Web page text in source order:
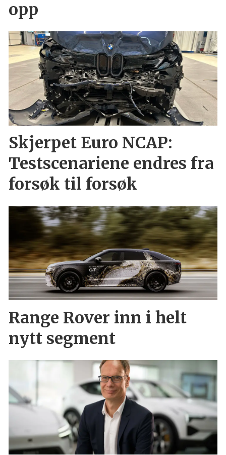
opp
Skjerpet Euro NCAP:
Testscenariene endres fra
forsøk til forsøk
Range Rover inn i helt
nytt segment